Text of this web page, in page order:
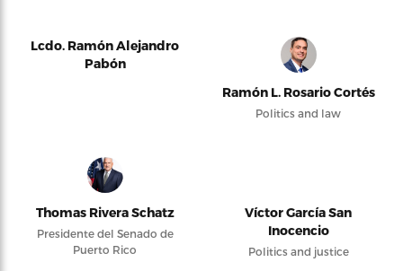
Lcdo. Ramón Alejandro
Pabón
Ramón L. Rosario Cortés
Politics and law
Thomas Rivera Schatz
Presidente del Senado de
Puerto Rico
Víctor García San
Inocencio
Politics and justice